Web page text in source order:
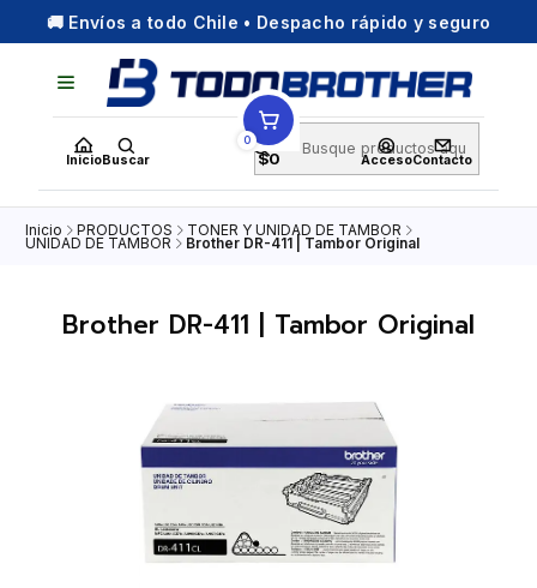
🚚 Envíos a todo Chile • Despacho rápido y seguro
InicioBuscar
0
$0 AccesoContacto
Inicio PRODUCTOS TONER Y UNIDAD DE TAMBOR
UNIDAD DE TAMBOR Brother DR-411 | Tambor Original
Brother DR-411 | Tambor Original